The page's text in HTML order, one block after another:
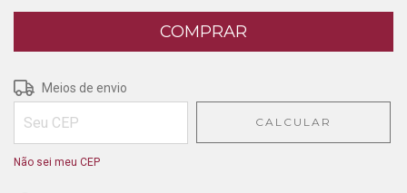
Entregas para o CEP:
Meios de envio
CALCULAR
Não sei meu CEP